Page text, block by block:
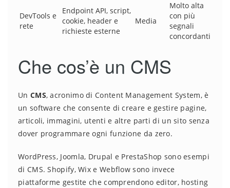
DevTools e
rete
Endpoint API, script,
cookie, header e
richieste esterne
Media
Molto alta
con più
segnali
concordanti
Che cos’è un CMS
Un CMS, acronimo di Content Management System, è
un software che consente di creare e gestire pagine,
articoli, immagini, utenti e altre parti di un sito senza
dover programmare ogni funzione da zero.
WordPress, Joomla, Drupal e PrestaShop sono esempi
di CMS. Shopify, Wix e Webflow sono invece
piattaforme gestite che comprendono editor, hosting